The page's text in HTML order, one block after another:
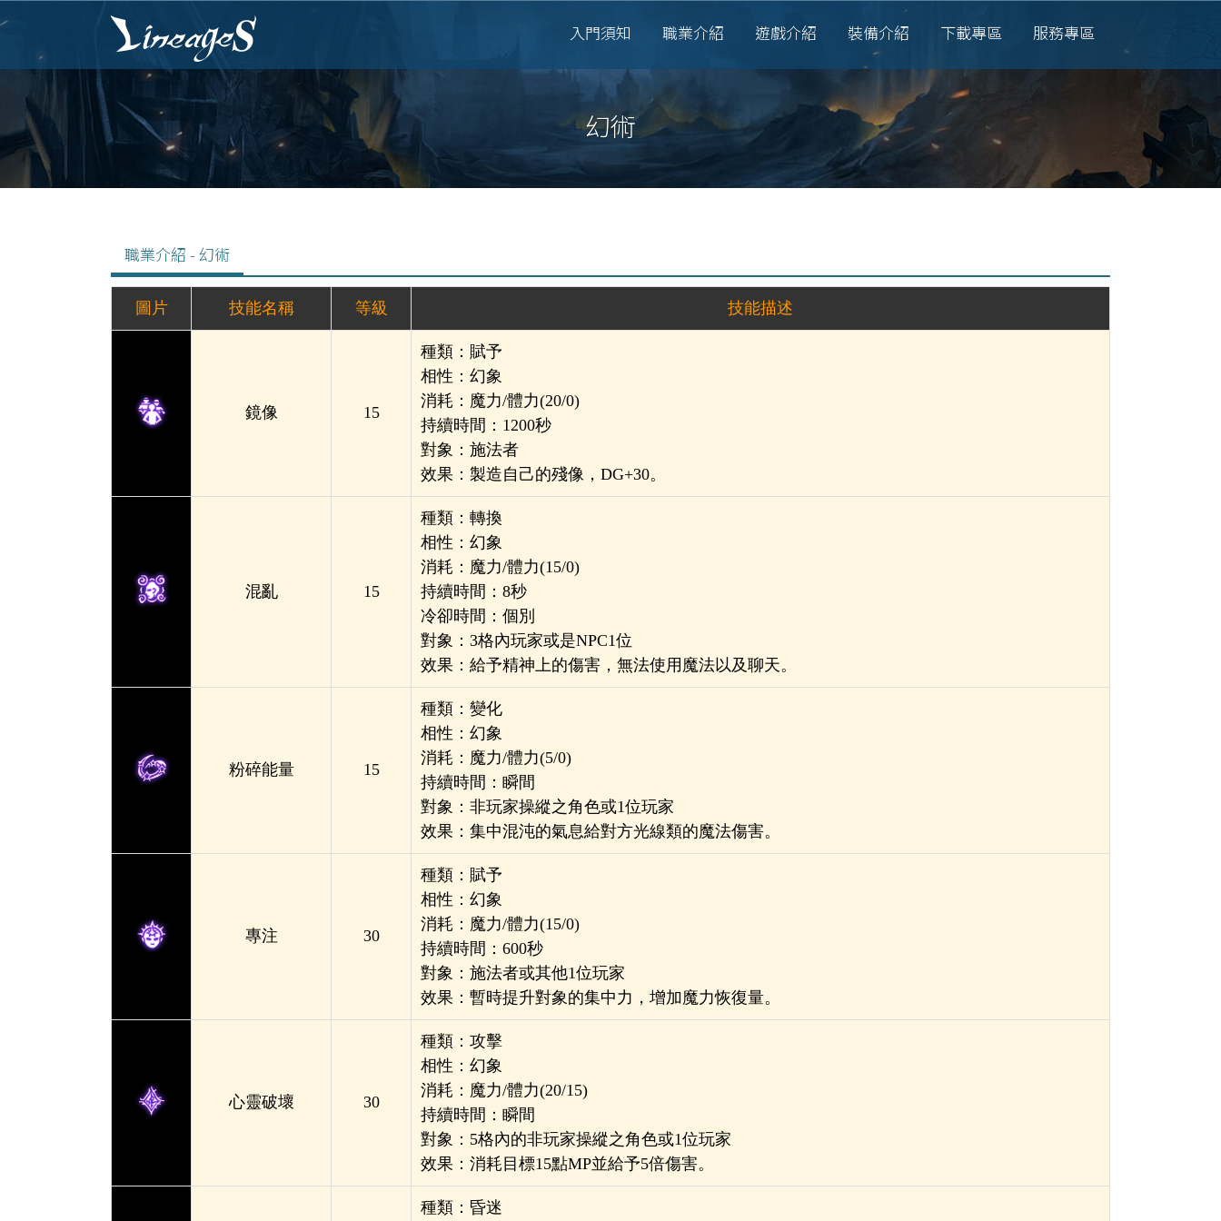
入門須知 職業介紹 遊戲介紹 裝備介紹 下載專區 服務專區
幻術
職業介紹 - 幻術
圖片 技能名稱 等級 技能描述
鏡像 15
種類：賦予
相性：幻象
消耗：魔力/體力(20/0)
持續時間：1200秒
對象：施法者
效果：製造自己的殘像，DG+30。
混亂 15
種類：轉換
相性：幻象
消耗：魔力/體力(15/0)
持續時間：8秒
冷卻時間：個別
對象：3格內玩家或是NPC1位
效果：給予精神上的傷害，無法使用魔法以及聊天。
粉碎能量 15
種類：變化
相性：幻象
消耗：魔力/體力(5/0)
持續時間：瞬間
對象：非玩家操縱之角色或1位玩家
效果：集中混沌的氣息給對方光線類的魔法傷害。
專注 30
種類：賦予
相性：幻象
消耗：魔力/體力(15/0)
持續時間：600秒
對象：施法者或其他1位玩家
效果：暫時提升對象的集中力，增加魔力恢復量。
心靈破壞 30
種類：攻擊
相性：幻象
消耗：魔力/體力(20/15)
持續時間：瞬間
對象：5格內的非玩家操縱之角色或1位玩家
效果：消耗目標15點MP並給予5倍傷害。
種類：昏迷